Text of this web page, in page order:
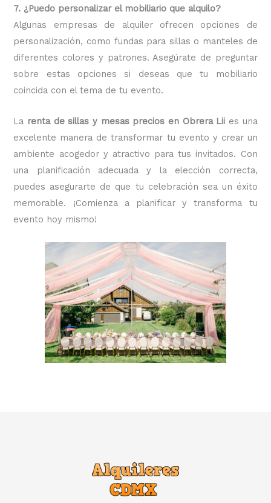
7. ¿Puedo personalizar el mobiliario que alquilo?
Algunas empresas de alquiler ofrecen opciones de
personalización, como fundas para sillas o manteles de
diferentes colores y patrones. Asegúrate de preguntar
sobre estas opciones si deseas que tu mobiliario
coincida con el tema de tu evento.
La renta de sillas y mesas precios en Obrera Lii es una
excelente manera de transformar tu evento y crear un
ambiente acogedor y atractivo para tus invitados. Con
una planificación adecuada y la elección correcta,
puedes asegurarte de que tu celebración sea un éxito
memorable. ¡Comienza a planificar y transforma tu
evento hoy mismo!